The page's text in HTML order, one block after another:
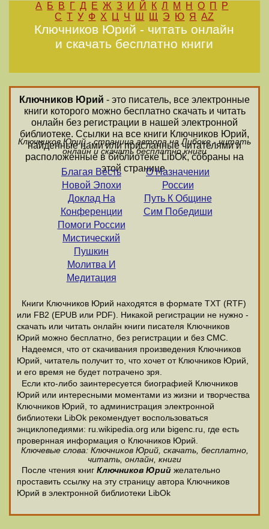
А Б В Г Д Е Ж З И Й К Л М Н О П
Р
С Т У Ф Х Ц Ч Ш Щ Э Ю Я AZ
Ключников Юрий - читать онлайн
и скачать бесплатно книги
Ключников Юрий - это писатель, все электронные
книги которого можно бесплатно скачать и читать
онлайн без регистрации в нашей электронной
библиотеке. Ссылки на все книги Ключников Юрий,
найденные нами или присланные читателями и
расположенные в библиотеке LibOk, собраны на
этой странице.
Ключников Юрий - страница автора на Либоке - читать
онлайн и скачать бесплатно книги
Благая Весть
Новой Эпохи
Доклад На
Конференции
Помоги России
Мистический
Пушкин
Молитва И
Медитация
О Назначении
России
Путь К Общине
Сим Победиши
Книги Ключников Юрий находятся в формате ТХТ (RTF)
или FB2 (EPUB или PDF). Никакой регистрации не нужно -
скачать или читать онлайн книги писателя Ключников
Юрий можно бесплатно, без регистрации и без СМС.
Надеемся, что от скачивания произведения Ключников
Юрий, читатель получит то, что хочет от Ключников Юрий,
и его время не будет потрачено зря.
Если кто-либо заинтересуется биографией Ключников
Юрий или интересными моментами из жизни и творчества
Ключников Юрий, то администрация электронной
библиотеки LibOk рекомендует воспользоваться
энциклопедиями: ru.wikipedia.org или bigenc.ru, где есть
провернная информация о Ключников Юрий.
Ключевые слова: Ключников Юрий, скачать, бесплатно,
читать, онлайн, книги
После чтения книг Ключников Юрий желательно
проставить ссылку на эту страницу автора Ключников
Юрий в электронной библиотеки LibOk